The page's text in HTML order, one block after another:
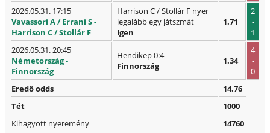
2026.05.31. 17:15
Vavassori A / Errani S -
Harrison C / Stollár F
Harrison C / Stollár F nyer
legalább egy játszmát
Igen
1.71
2
-
1
2026.05.31. 20:45
Németország -
Finnország
Hendikep 0:4
Finnország
1.34
4
-
0
Eredő odds
14.76
Tét
1000
Kihagyott nyeremény
14760